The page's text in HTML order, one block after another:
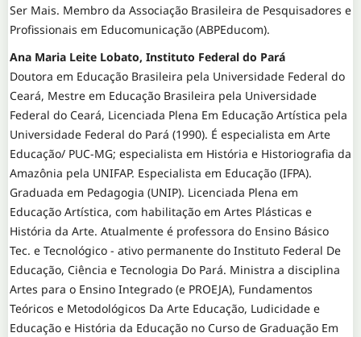
Ser Mais. Membro da Associação Brasileira de Pesquisadores e
Profissionais em Educomunicação (ABPEducom).
Ana Maria Leite Lobato, Instituto Federal do Pará
Doutora em Educação Brasileira pela Universidade Federal do
Ceará, Mestre em Educação Brasileira pela Universidade
Federal do Ceará, Licenciada Plena Em Educação Artística pela
Universidade Federal do Pará (1990). É especialista em Arte
Educação/ PUC-MG; especialista em História e Historiografia da
Amazônia pela UNIFAP. Especialista em Educação (IFPA).
Graduada em Pedagogia (UNIP). Licenciada Plena em
Educação Artística, com habilitação em Artes Plásticas e
História da Arte. Atualmente é professora do Ensino Básico
Tec. e Tecnológico - ativo permanente do Instituto Federal De
Educação, Ciência e Tecnologia Do Pará. Ministra a disciplina
Artes para o Ensino Integrado (e PROEJA), Fundamentos
Teóricos e Metodológicos Da Arte Educação, Ludicidade e
Educação e História da Educação no Curso de Graduação Em